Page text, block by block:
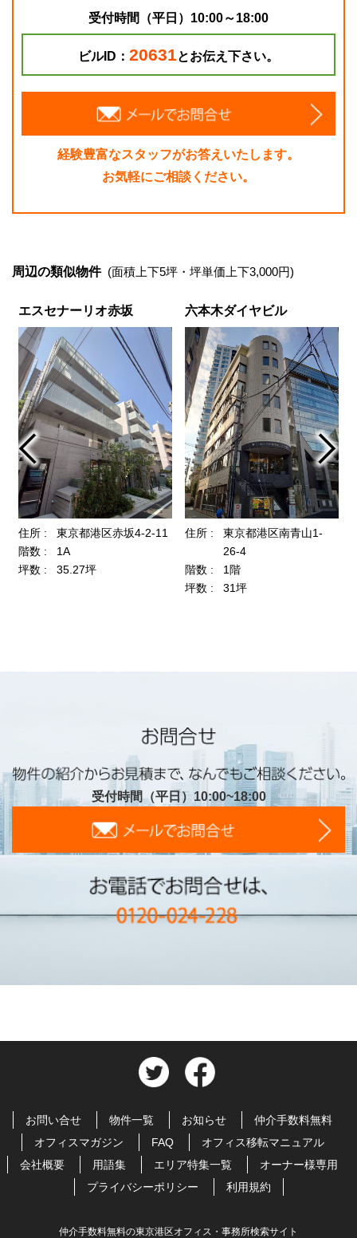
受付時間（平日）10:00～18:00
ビルID： 20631とお伝え下さい。
経験豊富なスタッフがお答えいたします。
お気軽にご相談ください。
周辺の類似物件 (面積上下5坪・坪単価上下3,000円)
受付時間（平日）10:00~18:00
お問い合せ 物件一覧 お知らせ
仲介手数料無料
オフィスマガジン
FAQ
オフィス移転マニュアル
会社概要
用語集 エリア特集一覧
オーナー様専用
プライバシーポリシー
利用規約
仲介手数料無料の東京港区オフィス・事務所検索サイト